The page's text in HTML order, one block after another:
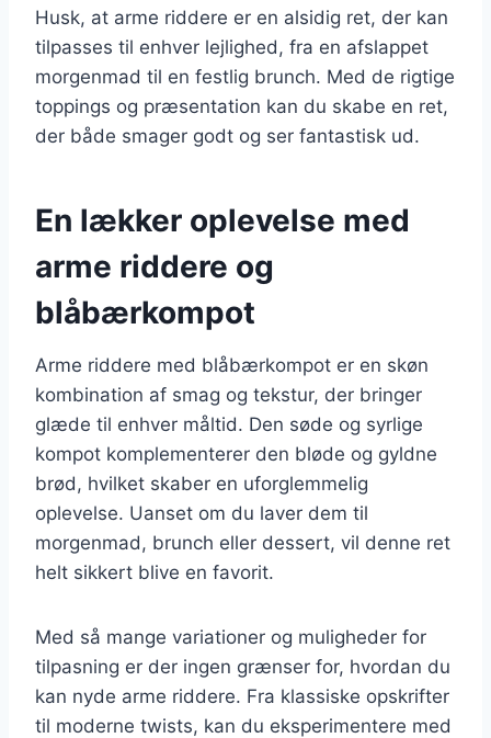
Husk, at arme riddere er en alsidig ret, der kan
tilpasses til enhver lejlighed, fra en afslappet
morgenmad til en festlig brunch. Med de rigtige
toppings og præsentation kan du skabe en ret,
der både smager godt og ser fantastisk ud.
En lækker oplevelse med
arme riddere og
blåbærkompot
Arme riddere med blåbærkompot er en skøn
kombination af smag og tekstur, der bringer
glæde til enhver måltid. Den søde og syrlige
kompot komplementerer den bløde og gyldne
brød, hvilket skaber en uforglemmelig
oplevelse. Uanset om du laver dem til
morgenmad, brunch eller dessert, vil denne ret
helt sikkert blive en favorit.
Med så mange variationer og muligheder for
tilpasning er der ingen grænser for, hvordan du
kan nyde arme riddere. Fra klassiske opskrifter
til moderne twists, kan du eksperimentere med